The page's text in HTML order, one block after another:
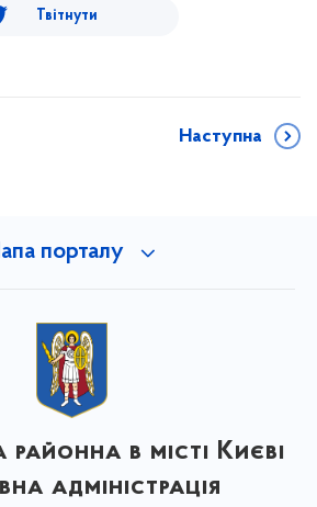
Твітнути
Наступна
порталу
в місті Києві
адміністрація